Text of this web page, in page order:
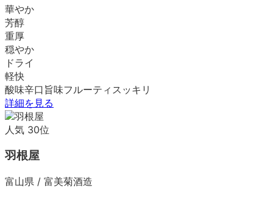
華やか
芳醇
重厚
穏やか
ドライ
軽快
酸味辛口 旨味フルーティ スッキリ
詳細を見る
人気 30位
羽根屋
富山県 / 富美菊酒造